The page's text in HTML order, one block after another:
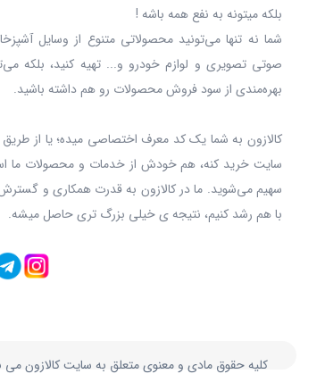
بلکه میتونه به نفع همه باشه !
شما نه‌ تنها می‌تونید محصولاتی متنوع از وسایل
صوتی تصویری و لوازم خودرو و... تهیه کنید، بلکه
بهره‌مندی از سود فروش محصولات رو هم داشته باشید.
کالازون به شما یک کد معرف اختصاصی میده؛ یا از
سایت خرید کنه، هم خودش از خدمات و محصولات ما
سهیم می‌شوید. ما در کالازون به قدرت همکاری و
با هم رشد کنیم، نتیجه ی خیلی بزرگ‌ تری حاصل میشه.
کلیه حقوق مادی و معنوی متعلق به سایت کالازون می